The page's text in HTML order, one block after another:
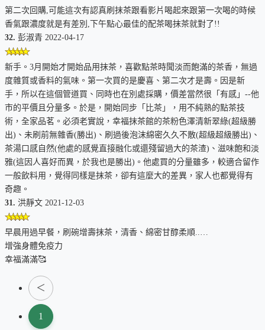
第二次回購,可能這次有認真刷抹茶跟看影片喝起來跟第一次喝的時候
香氣跟濃度就是有差別,下午點心最佳的配茶喝抹茶就對了!!
32. 彭淑青 2022-04-17
新手。3月開始才開始品用抹茶，喜歡點茶時聞淡而飽滿的茶香，無過
度雜質或香料的氣味。第一次買的是慶喜、第二次才是壽。因是新
手，所以在這個管道買、同時也在別處採購，價差當然很「有感」--他
市的平價且分量多。於是，開始同步「比茶」，用不純熟的點茶技
術，全家品茗。必須老實說，幸福抹茶館的茶粉色澤清新翠綠(超級勝
出)、未刷前無雜香(勝出)、刷過後泡沫綿密久久不散(超級超級勝出)、
茶湯口感自然(他處的感覺直接融化或還殘留過大的茶渣)、滋味飽和淡
雅(這因人喜好而異，於我也是勝出)。他處買的分量雖多，較適合留作
一般飲料用，覺得同樣是抹茶，卻有這麼大的差異，家人也都覺得有
奇趣。
31. 洪靜文 2021-12-03
早晨用過早餐，刷碗增壽抹茶，清香、綿密甘醇柔順..…
增強身體免疫力
幸福滿滿🥰
＜
1